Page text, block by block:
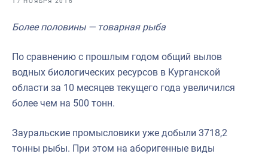
Выставки и конференции
Научно-практическая литература
Рыбоохрана России
Отрасль в цифрах
Большая африканская экспедиция
Более половины — товарная рыба
По сравнению с прошлым годом общий вылов
водных биологических ресурсов в Курганской
области за 10 месяцев текущего года увеличился
более чем на 500 тонн.
Зауральские промысловики уже добыли 3718,2
тонны рыбы. При этом на аборигенные виды